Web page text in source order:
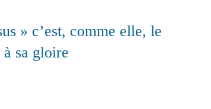
» c’est, comme elle, le
sa gloire